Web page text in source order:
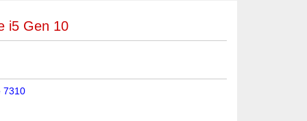
i5 Gen 10
7310